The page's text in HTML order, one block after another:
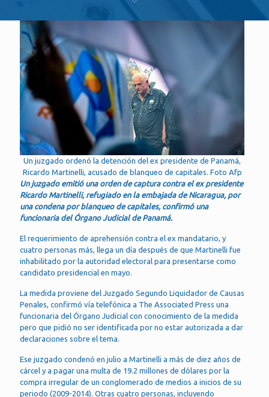
Un juzgado ordenó la detención del ex presidente de Panamá,
Ricardo Martinelli, acusado de blanqueo de capitales. Foto Afp
Un juzgado emitió una orden de captura contra el ex presidente
Ricardo Martinelli, refugiado en la embajada de Nicaragua, por
una condena por blanqueo de capitales, confirmó una
funcionaria del Órgano Judicial de Panamá.
El requerimiento de aprehensión contra el ex mandatario, y
cuatro personas más, llega un día después de que Martinelli fue
inhabilitado por la autoridad electoral para presentarse como
candidato presidencial en mayo.
La medida proviene del Juzgado Segundo Liquidador de Causas
Penales, confirmó vía telefónica a The Associated Press una
funcionaria del Órgano Judicial con conocimiento de la medida
pero que pidió no ser identificada por no estar autorizada a dar
declaraciones sobre el tema.
Ese juzgado condenó en julio a Martinelli a más de diez años de
cárcel y a pagar una multa de 19.2 millones de dólares por la
compra irregular de un conglomerado de medios a inicios de su
periodo (2009-2014). Otras cuatro personas, incluyendo